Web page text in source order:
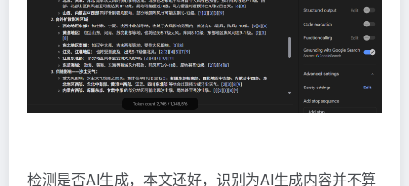
检测是否AI生成，本文还好，识别为AI生成内容并不算